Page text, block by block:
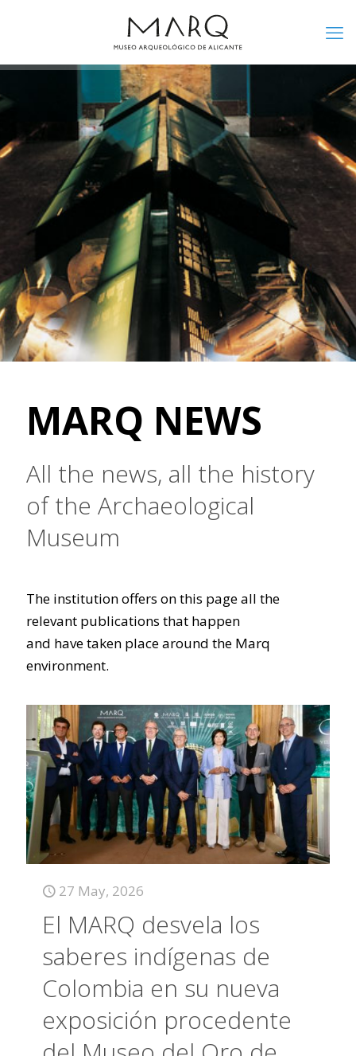
MARQ NEWS
All the news, all the history
of the Archaeological
Museum
The institution offers on this page all the
relevant publications that happen
and have taken place around the Marq
environment.
27 May, 2026
El MARQ desvela los
saberes indígenas de
Colombia en su nueva
exposición procedente